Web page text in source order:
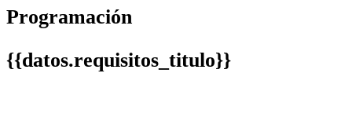
Programación
{{datos.requisitos_titulo}}